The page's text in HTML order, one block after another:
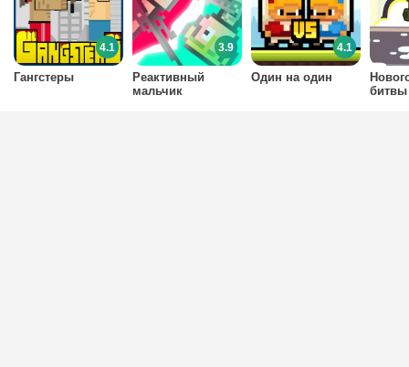
Гангстеры
4.1
Реактивный
мальчик
3.9
Один на один
4.1